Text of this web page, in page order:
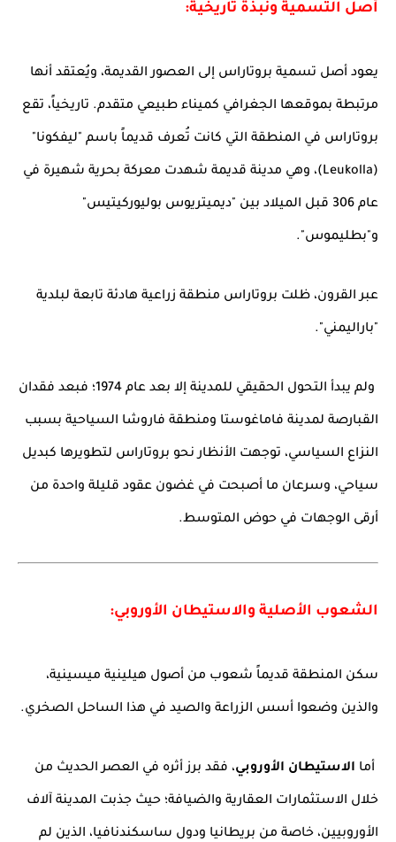
أصل التسمية ونبذة تاريخية:
يعود أصل تسمية بروتاراس إلى العصور القديمة، ويُعتقد أنها
مرتبطة بموقعها الجغرافي كميناء طبيعي متقدم. تاريخياً، تقع
بروتاراس في المنطقة التي كانت تُعرف قديماً باسم "ليفكونا"
(Leukolla)، وهي مدينة قديمة شهدت معركة بحرية شهيرة في
عام 306 قبل الميلاد بين "ديميتريوس بوليوركيتيس"
و"بطليموس".
عبر القرون، ظلت بروتاراس منطقة زراعية هادئة تابعة لبلدية
"باراليمني".
ولم يبدأ التحول الحقيقي للمدينة إلا بعد عام 1974؛ فبعد فقدان
القبارصة لمدينة فاماغوستا ومنطقة فاروشا السياحية بسبب
النزاع السياسي، توجهت الأنظار نحو بروتاراس لتطويرها كبديل
سياحي، وسرعان ما أصبحت في غضون عقود قليلة واحدة من
أرقى الوجهات في حوض المتوسط.
الشعوب الأصلية والاستيطان الأوروبي:
سكن المنطقة قديماً شعوب من أصول هيلينية ميسينية،
والذين وضعوا أسس الزراعة والصيد في هذا الساحل الصخري.
أما الاستيطان الأوروبي، فقد برز أثره في العصر الحديث من
خلال الاستثمارات العقارية والضيافة؛ حيث جذبت المدينة آلاف
الأوروبيين، خاصة من بريطانيا ودول ساسكندنافيا، الذين لم